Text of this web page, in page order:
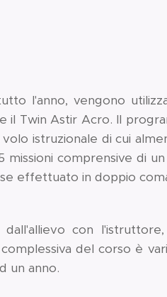
l'anno, vengono
il Twin Astir Acro. Il
istruzionale di cui
comprensive di
effettuato in doppio
con
del corso è
un anno.